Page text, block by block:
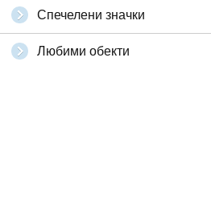
Спечелени значки
Любими обекти